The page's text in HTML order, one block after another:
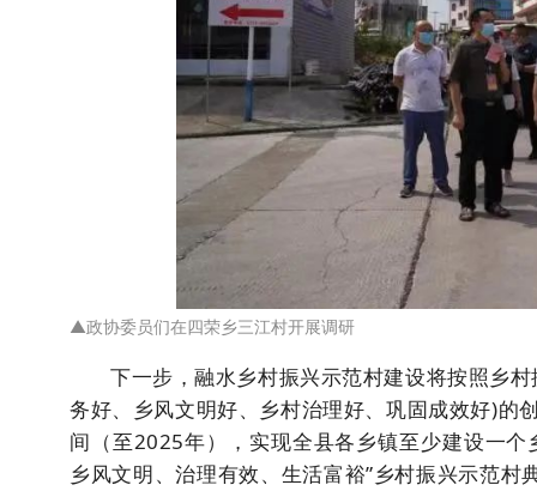
▲政协委员们在四荣乡三江村开展调研
下一步，融水乡村振兴示范村建设将按照乡
务好、乡风文明好、乡村治理好、巩固成效好)的
间（至2025年），实现全县各乡镇至少建设一
乡风文明、治理有效、生活富裕”乡村振兴示范